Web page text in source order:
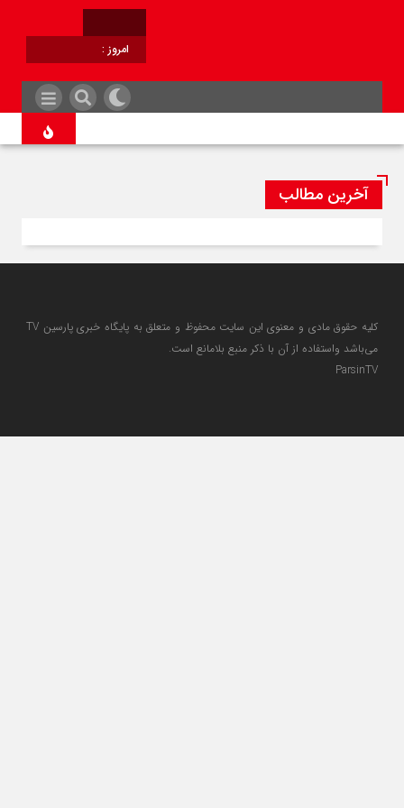
امروز :
آخرین مطالب
کلیه حقوق مادی و معنوی این سایت محفوظ و متعلق به پایگاه خبری پارسین TV
می‌باشد واستفاده از آن با ذکر منبع بلامانع است.
ParsinTV